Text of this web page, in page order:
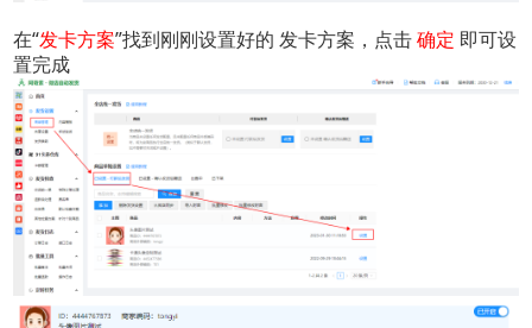
在“发卡方案”找到刚刚设置好的 发卡方案，点击 确定 即可设
置完成